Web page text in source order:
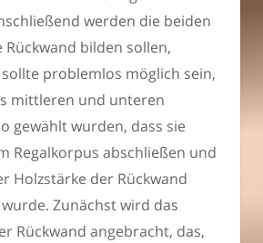
werden die beiden
bilden sollen,
problemlos möglich sein,
mittleren und unteren
gewählt wurden, dass sie
Regalkorpus abschließen und
Holzstärke der Rückwand
Zunächst wird das
Rückwand angebracht, das,